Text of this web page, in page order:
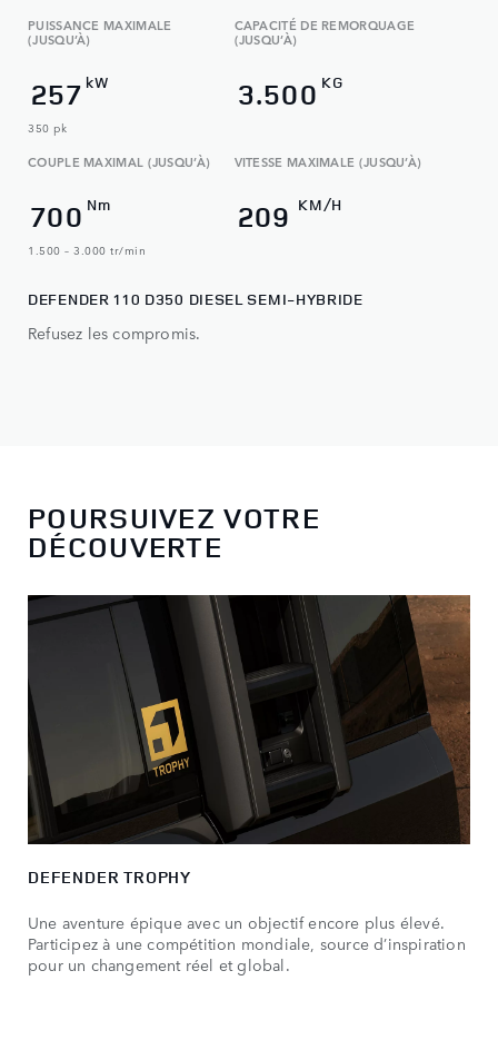
PUISSANCE MAXIMALE
(JUSQU’À)
257 kW
350 pk
CAPACITÉ DE REMORQUAGE
(JUSQU’À)
3.500 KG
COUPLE MAXIMAL (JUSQU’À)
700 Nm
1.500 – 3.000 tr/min
VITESSE MAXIMALE (JUSQU’À)
209 KM/H
DEFENDER 110 D350 DIESEL SEMI-HYBRIDE
Refusez les compromis.
POURSUIVEZ VOTRE
DÉCOUVERTE
DEFENDER TROPHY
Une aventure épique avec un objectif encore plus élevé.
Participez à une compétition mondiale, source d’inspiration
pour un changement réel et global.